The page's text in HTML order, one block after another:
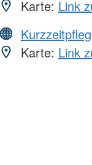
Karte: Link
Karte: Link